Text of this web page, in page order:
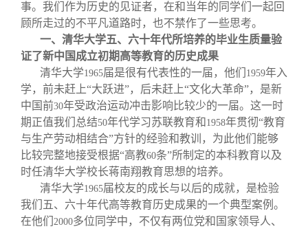
校友文苑
校友讲坛
校友视界
三创大赛
实用信息
会长致辞
总会章程
理事会名单
制度法规
联系我们
事。我们作为历史的见证者，在和当年的同学们一起回
顾所走过的不平凡道路时，也不禁作了一些思考。
一、清华大学五、六十年代所培养的毕业生质量验
证了新中国成立初期高等教育的历史成果
清华大学1965届是很有代表性的一届，他们 1959年入
学，前未赶上“大跃进”，后未赶上“文化大革命”，是新
中国前30年受政治运动冲击影响比较少的一届。这一时
期正值我们总结50年代学习苏联教育和 1958年贯彻“教育
与生产劳动相结合”方针的经验和教训，为此他们能够
比较完整地接受根据“高教60条”所制定的本科教育以及
时任清华大学校长蒋南翔教育思想的培养。
清华大学1965届校友的成长与以后的成就，是检验
我们五、六十年代高等教育历史成果的一个典型案例。
在他们 2000多位同学中，不仅有两位党和国家领导人、